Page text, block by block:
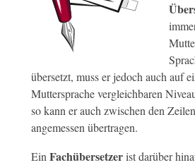
übersetzt, muss er jedoch auch auf
Muttersprache vergleichbaren
so kann er auch zwischen den
angemessen übertragen.
Ein Fachübersetzerist darüber